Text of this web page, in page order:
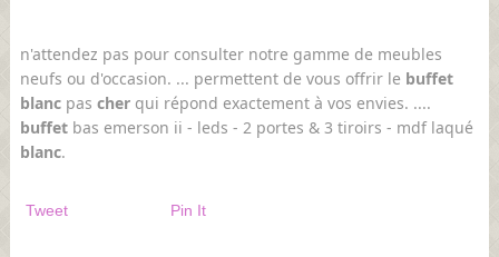
n'attendez pas pour consulter notre gamme de meubles
neufs ou d'occasion. ... permettent de vous offrir le buffet
blancpas cherqui répond exactement à vos envies. ....
buffetbas emerson ii - leds - 2 portes & 3 tiroirs - mdf laqué
blanc.
Tweet Pin It